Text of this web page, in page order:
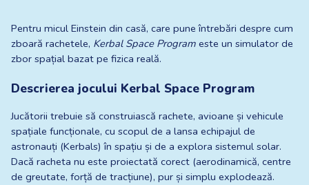
Pentru micul Einstein din casă, care pune întrebări despre cum
zboară rachetele, Kerbal Space Program este un simulator de
zbor spațial bazat pe fizica reală.
Descrierea jocului Kerbal Space Program
Jucătorii trebuie să construiască rachete, avioane și vehicule
spațiale funcționale, cu scopul de a lansa echipajul de
astronauți (Kerbals) în spațiu și de a explora sistemul solar.
Dacă racheta nu este proiectată corect (aerodinamică, centre
de greutate, forță de tracțiune), pur și simplu explodează.